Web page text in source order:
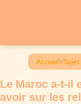
Accueil>Sujet
Le Maroc a-t-il
avoir sur les